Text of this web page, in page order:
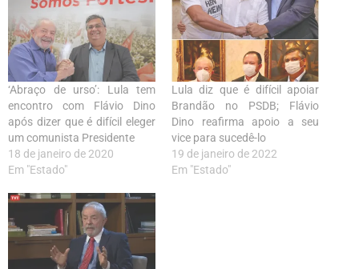
‘Abraço de urso’: Lula tem
encontro com Flávio Dino
após dizer que é difícil eleger
um comunista Presidente
18 de janeiro de 2020
Em "Estado"
Lula diz que é difícil apoiar
Brandão no PSDB; Flávio
Dino reafirma apoio a seu
vice para sucedê-lo
19 de janeiro de 2022
Em "Estado"